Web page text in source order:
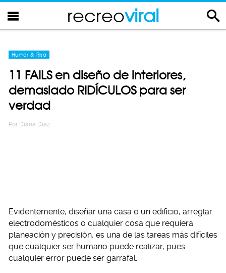
recreoviral
Humor & Risa
11 FAILS en diseño de interiores,
demasiado RIDÍCULOS para ser
verdad
Por Diana Diaz
Evidentemente, diseñar una casa o un edificio, arreglar
electrodomésticos o cualquier cosa que requiera
planeación y precisión, es una de las tareas más difíciles
que cualquier ser humano puede realizar, pues
cualquier error puede ser garrafal.